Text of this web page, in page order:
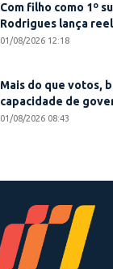
Com filho como 1º
Rodrigues lança
01/08/2026 12:18
Mais do que votos,
capacidade de
01/08/2026 08:43